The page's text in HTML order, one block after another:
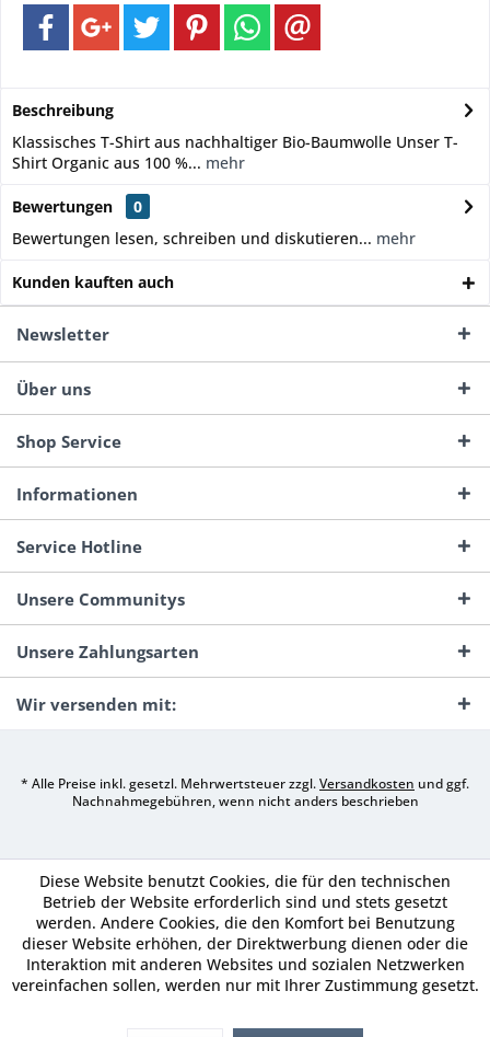
Beschreibung
Klassisches T-Shirt aus nachhaltiger Bio-Baumwolle Unser T-
Shirt Organic aus 100 %... mehr
Bewertungen
0
Bewertungen lesen, schreiben und diskutieren... mehr
Kunden kauften auch
Newsletter
Über uns
Shop Service
Informationen
Service Hotline
Unsere Communitys
Unsere Zahlungsarten
Wir versenden mit:
* Alle Preise inkl. gesetzl. Mehrwertsteuer zzgl.Versandkosten und ggf.
Nachnahmegebühren, wenn nicht anders beschrieben
Diese Website benutzt Cookies, die für den technischen
Betrieb der Website erforderlich sind und stets gesetzt
werden. Andere Cookies, die den Komfort bei Benutzung
dieser Website erhöhen, der Direktwerbung dienen oder die
Interaktion mit anderen Websites und sozialen Netzwerken
vereinfachen sollen, werden nur mit Ihrer Zustimmung gesetzt.